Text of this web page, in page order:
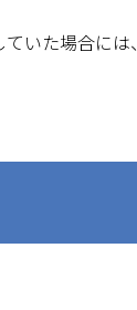
いた場合に